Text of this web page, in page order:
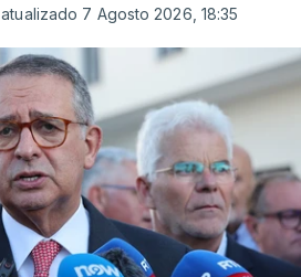
atualizado 7 Agosto 2026, 18:35